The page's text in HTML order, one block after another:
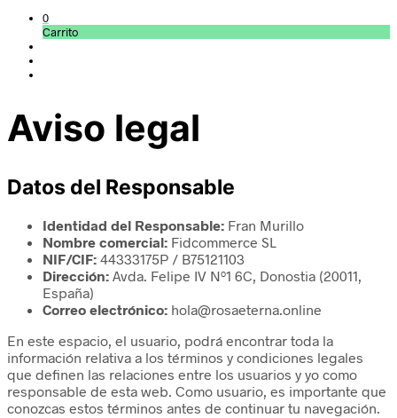
0
Carrito
Aviso legal
Datos del Responsable
Identidad del Responsable: Fran Murillo
Nombre comercial: Fidcommerce SL
NIF/CIF: 44333175P / B75121103
Dirección: Avda. Felipe IV Nº1 6C, Donostia (20011,
España)
Correo electrónico: hola@rosaeterna.online
En este espacio, el usuario, podrá encontrar toda la
información relativa a los términos y condiciones legales
que definen las relaciones entre los usuarios y yo como
responsable de esta web. Como usuario, es importante que
conozcas estos términos antes de continuar tu navegación.